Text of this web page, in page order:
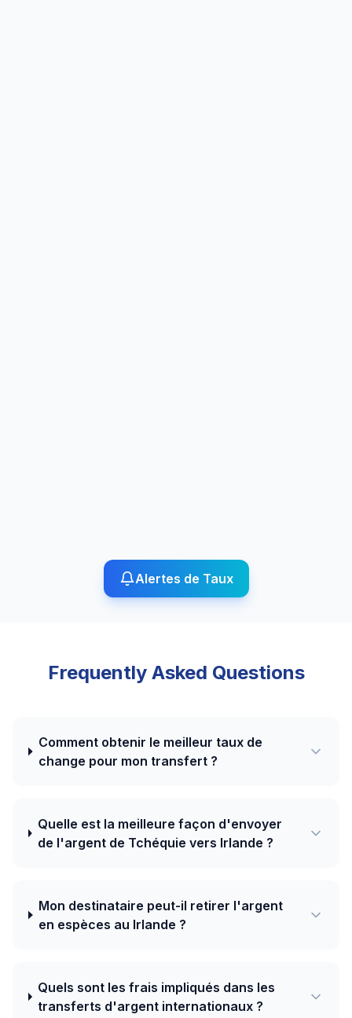
Alertes de Taux
Frequently Asked Questions
Comment obtenir le meilleur taux de
change pour mon transfert ?
Quelle est la meilleure façon d'envoyer
de l'argent de Tchéquie vers Irlande ?
Mon destinataire peut-il retirer l'argent
en espèces au Irlande ?
Quels sont les frais impliqués dans les
transferts d'argent internationaux ?